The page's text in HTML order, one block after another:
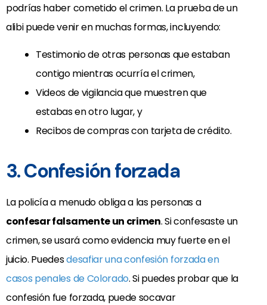
podrías haber cometido el crimen. La prueba de un
alibi puede venir en muchas formas, incluyendo:
Testimonio de otras personas que estaban
contigo mientras ocurría el crimen,
Videos de vigilancia que muestren que
estabas en otro lugar, y
Recibos de compras con tarjeta de crédito.
3. Confesión forzada
La policía a menudo obliga a las personas a
confesar falsamente un crimen. Si confesaste un
crimen, se usará como evidencia muy fuerte en el
juicio. Puedesdesafiar una confesión forzada en
casos penales de Colorado. Si puedes probar que la
confesión fue forzada, puede socavar